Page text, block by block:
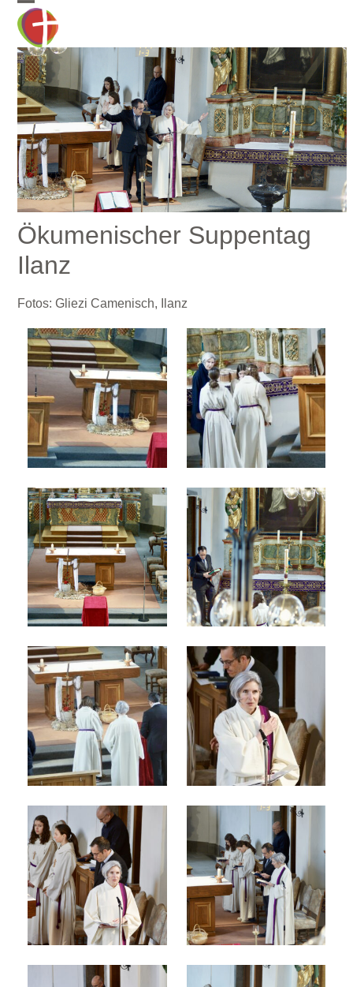
Skip
content
Open
mobile
menu
Close
mobile
menu
Ökumenischer Suppentag
Ilanz
Fotos: Gliezi Camenisch, Ilanz